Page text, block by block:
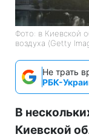
Фото: в Киевской
воздуха (Getty
Не трать
РБК-
В
Киевской